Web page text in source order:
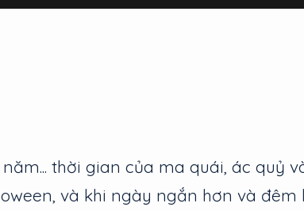
thời gian của ma quái, ác quỷ
và khi ngày ngắn hơn và đêm